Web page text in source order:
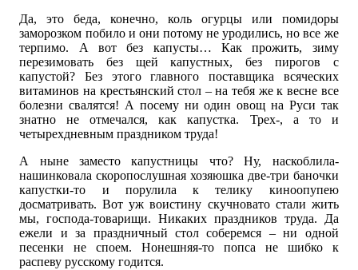
Да, это беда, конечно, коль огурцы или помидоры
заморозком побило и они потому не уродились, но все же
терпимо. А вот без капусты… Как прожить, зиму
перезимовать без щей капустных, без пирогов с
капустой? Без этого главного поставщика всяческих
витаминов на крестьянский стол – на тебя же к весне все
болезни свалятся! А посему ни один овощ на Руси так
знатно не отмечался, как капустка. Трех-, а то и
четырехдневным праздником труда!
А ныне заместо капустницы что? Ну, наскоблила-
нашинковала скоропослушная хозяюшка две-три баночки
капустки-то и порулила к телику киноопупею
досматривать. Вот уж воистину скучновато стали жить
мы, господа-товарищи. Никаких праздников труда. Да
ежели и за праздничный стол соберемся – ни одной
песенки не споем. Нонешняя-то попса не шибко к
распеву русскому годится.